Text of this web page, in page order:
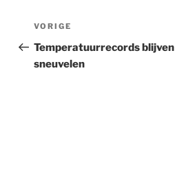
Bericht
navigatie
Vorig
bericht
VORIGE
Temperatuurrecords blijven
sneuvelen